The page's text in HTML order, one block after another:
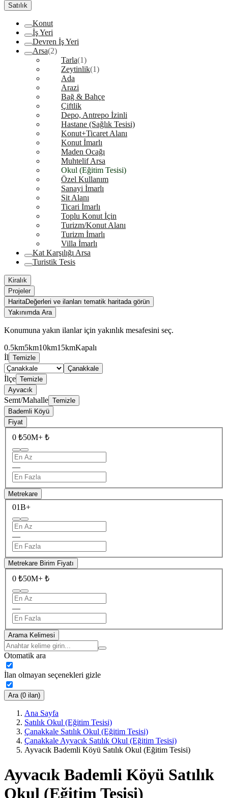
Satılık
Konut
İş Yeri
Devren İş Yeri
Arsa(2)
Tarla(1)
Zeytinlik(1)
Ada
Arazi
Bağ & Bahçe
Çiftlik
Depo, Antrepo İzinli
Hastane (Sağlık Tesisi)
Konut+Ticaret Alanı
Konut İmarlı
Maden Ocağı
Muhtelif Arsa
Okul (Eğitim Tesisi)
Özel Kullanım
Sanayi İmarlı
Sit Alanı
Ticari İmarlı
Toplu Konut İçin
Turizm/Konut Alanı
Turizm İmarlı
Villa İmarlı
Kat Karşılığı Arsa
Turistik Tesis
Kiralık
Projeler
HaritaDeğerleri ve ilanları tematik haritada görün
Yakınımda Ara
Konumuna yakın ilanlar için yakınlık mesafesini seç.
0.5km5km10km15kmKapalı
İl Temizle
Çanakkale
İlçe Temizle
Ayvacık
Semt/Mahalle Temizle
Bademli Köyü
Fiyat
0 ₺50M+ ₺
—
Metrekare
01B+
—
Metrekare Birim Fiyatı
0 ₺50M+ ₺
—
Arama Kelimesi
Otomatik ara
İlan olmayan seçenekleri gizle
Ara (0 ilan)
Ana Sayfa
Satılık Okul (Eğitim Tesisi)
Çanakkale Satılık Okul (Eğitim Tesisi)
Çanakkale Ayvacık Satılık Okul (Eğitim Tesisi)
Ayvacık Bademli Köyü Satılık Okul (Eğitim Tesisi)
Ayvacık Bademli Köyü Satılık
Okul (Eğitim Tesisi)